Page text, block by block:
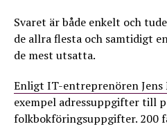
Svaret är både enkelt och
de allra flesta och samtidigt
de mest utsatta.
Enligt IT-entreprenören Jens
exempel adressuppgifter till
folkbokföringsuppgifter. 200